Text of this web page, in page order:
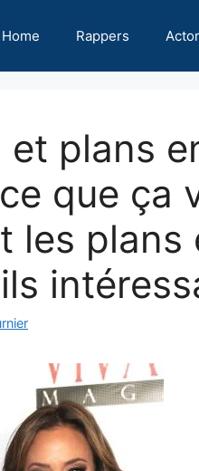
Home Rappers
plans
que ça
les plans